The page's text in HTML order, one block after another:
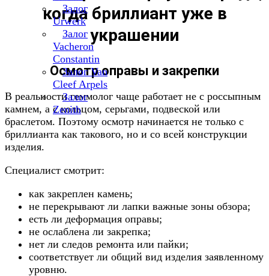
Залог
Urwerk
Залог
Vacheron
Constantin
Залог Van
Cleef Arpels
Залог
Zenith
когда бриллиант уже в
украшении
Осмотр оправы и закрепки
В реальности геммолог чаще работает не с россыпным
камнем, а с кольцом, серьгами, подвеской или
браслетом. Поэтому осмотр начинается не только с
бриллианта как такового, но и со всей конструкции
изделия.
Специалист смотрит:
как закреплен камень;
не перекрывают ли лапки важные зоны обзора;
есть ли деформация оправы;
не ослаблена ли закрепка;
нет ли следов ремонта или пайки;
соответствует ли общий вид изделия заявленному
уровню.